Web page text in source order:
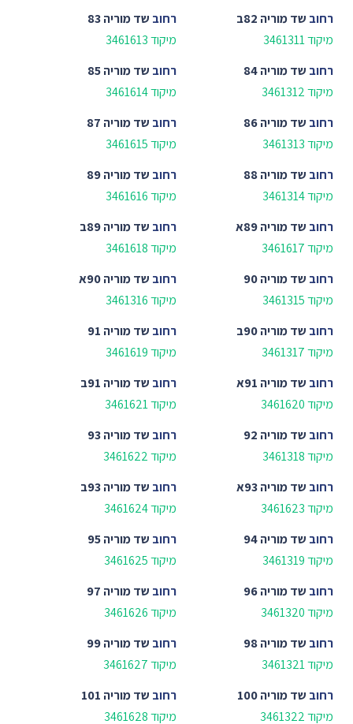
רחוב שד מוריה 82ב
מיקוד 3461311
רחוב שד מוריה 83
מיקוד 3461613
רחוב שד מוריה 84
מיקוד 3461312
רחוב שד מוריה 85
מיקוד 3461614
רחוב שד מוריה 86
מיקוד 3461313
רחוב שד מוריה 87
מיקוד 3461615
רחוב שד מוריה 88
מיקוד 3461314
רחוב שד מוריה 89
מיקוד 3461616
רחוב שד מוריה 89א
מיקוד 3461617
רחוב שד מוריה 89ב
מיקוד 3461618
רחוב שד מוריה 90
מיקוד 3461315
רחוב שד מוריה 90א
מיקוד 3461316
רחוב שד מוריה 90ב
מיקוד 3461317
רחוב שד מוריה 91
מיקוד 3461619
רחוב שד מוריה 91א
מיקוד 3461620
רחוב שד מוריה 91ב
מיקוד 3461621
רחוב שד מוריה 92
מיקוד 3461318
רחוב שד מוריה 93
מיקוד 3461622
רחוב שד מוריה 93א
מיקוד 3461623
רחוב שד מוריה 93ב
מיקוד 3461624
רחוב שד מוריה 94
מיקוד 3461319
רחוב שד מוריה 95
מיקוד 3461625
רחוב שד מוריה 96
מיקוד 3461320
רחוב שד מוריה 97
מיקוד 3461626
רחוב שד מוריה 98
מיקוד 3461321
רחוב שד מוריה 99
מיקוד 3461627
רחוב שד מוריה 100
מיקוד 3461322
רחוב שד מוריה 101
מיקוד 3461628